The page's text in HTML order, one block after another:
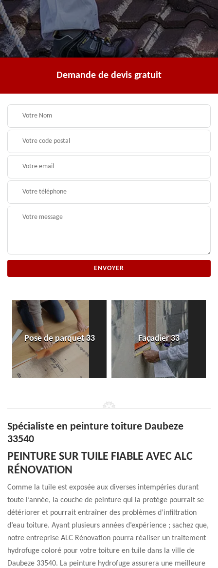
Demande de devis gratuit
Pose de parquet 33 Façadier 33
Spécialiste en peinture toiture Daubeze
33540
PEINTURE SUR TUILE FIABLE AVEC ALC
RÉNOVATION
Comme la tuile est exposée aux diverses intempéries durant
toute l’année, la couche de peinture qui la protège pourrait se
détériorer et pourrait entraîner des problèmes d’infiltration
d’eau toiture. Ayant plusieurs années d’expérience ; sachez que,
notre entreprise ALC Rénovation pourra réaliser un traitement
hydrofuge coloré pour votre toiture en tuile dans la ville de
Daubeze 33540. La peinture hydrofuge assurera une meilleure